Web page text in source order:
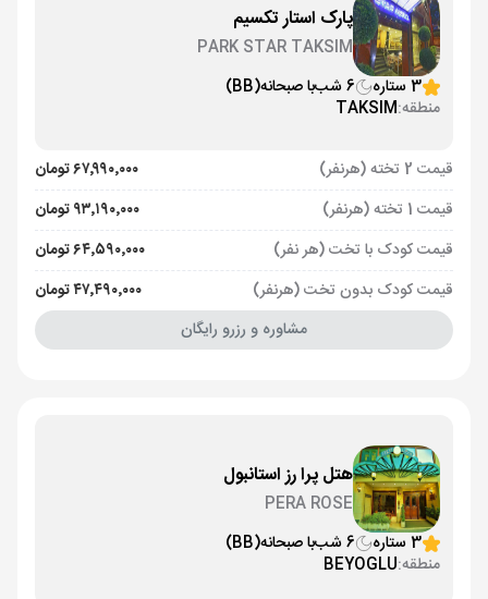
پارک استار تکسیم
PARK STAR TAKSIM
3 ستاره
6 شب با صبحانه(BB)
منطقه:TAKSIM
قیمت 2 تخته (هرنفر)
۶۷٬۹۹۰٬۰۰۰ تومان
قیمت 1 تخته (هرنفر)
۹۳٬۱۹۰٬۰۰۰ تومان
قیمت کودک با تخت (هر نفر)
۶۴٬۵۹۰٬۰۰۰ تومان
قیمت کودک بدون تخت (هرنفر)
۴۷٬۴۹۰٬۰۰۰ تومان
مشاوره و رزرو رایگان
هتل پرا رز استانبول
PERA ROSE
3 ستاره
6 شب با صبحانه(BB)
منطقه:BEYOGLU